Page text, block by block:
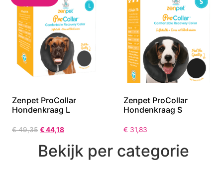
Zenpet ProCollar
Hondenkraag L
€49,35 €44,18
Zenpet ProCollar
Hondenkraag S
€ 31,83
Bekijk per categorie